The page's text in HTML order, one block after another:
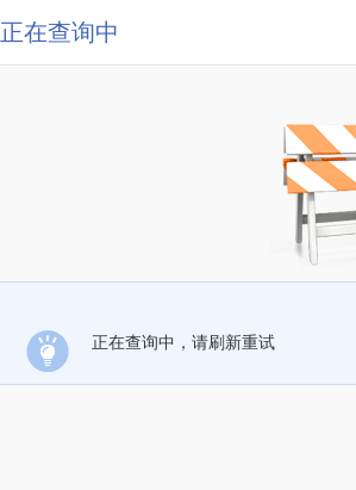
正在查询中
正在查询中，请刷新重试